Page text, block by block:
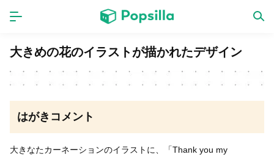
ホーム アプリ
大きめの花のイラストが描かれたデザイン
はがきコメント
大きなたカーネーションのイラストに、「Thank you my